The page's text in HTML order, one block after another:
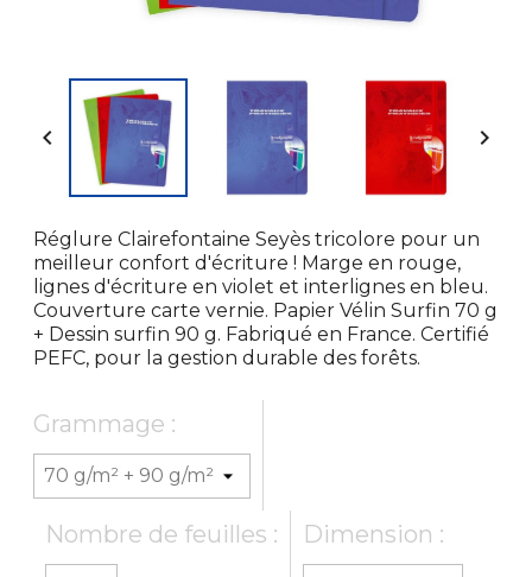
 
Réglure Clairefontaine Seyès tricolore pour un
meilleur confort d'écriture ! Marge en rouge,
lignes d'écriture en violet et interlignes en bleu.
Couverture carte vernie. Papier Vélin Surfin 70 g
+ Dessin surfin 90 g. Fabriqué en France. Certifié
PEFC, pour la gestion durable des forêts.
Grammage :
Nombre de feuilles : Dimension :